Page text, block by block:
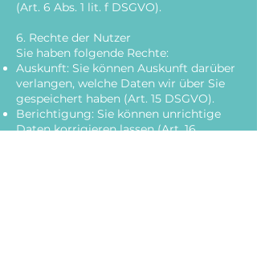
(Art. 6 Abs. 1 lit. f DSGVO).
6. Rechte der Nutzer
Sie haben folgende Rechte:
Auskunft: Sie können Auskunft darüber
verlangen, welche Daten wir über Sie
gespeichert haben (Art. 15 DSGVO).
Berichtigung: Sie können unrichtige
Daten korrigieren lassen (Art. 16